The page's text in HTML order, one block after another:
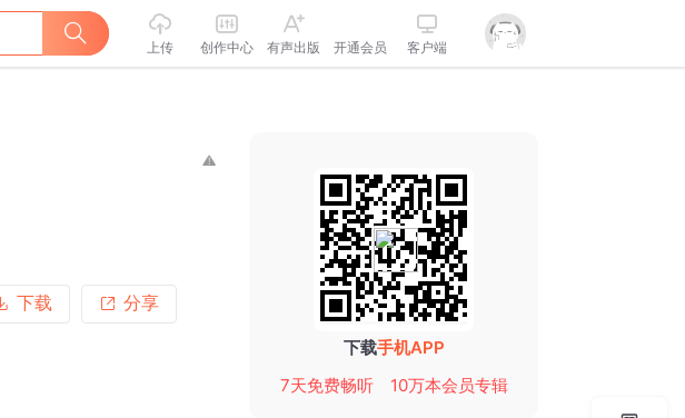
上传 创作中心 有声出版 开通会员 客户端
下载 分享
下载手机APP
7天免费畅听
10万本会员专辑